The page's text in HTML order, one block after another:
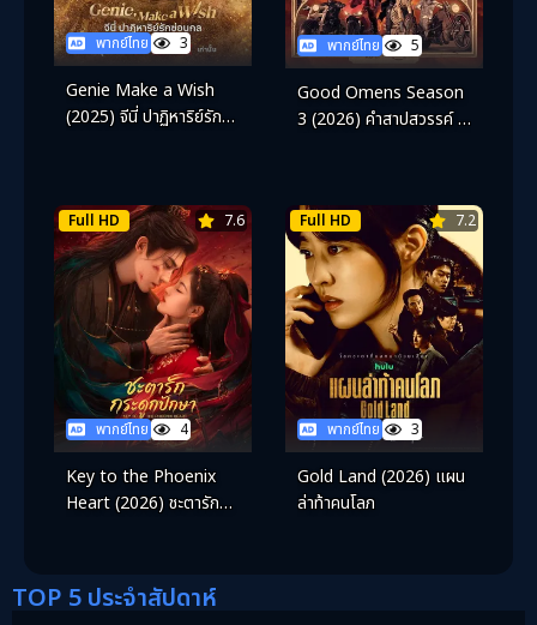
พากย์ไทย 3
Genie Make a Wish
(2025) จีนี่ ปาฏิหาริย์รัก
พากย์ไทย 5
Good Omens Season
3 (2026) คำสาปสวรรค์ ซี
Full HD 7.6
พากย์ไทย 4
Key to the Phoenix
Heart (2026) ชะตารัก
Full HD 7.2
พากย์ไทย 3
Gold Land (2026) แผน
ล่าท้าคนโลภ
TOP 5 ประจำสัปดาห์